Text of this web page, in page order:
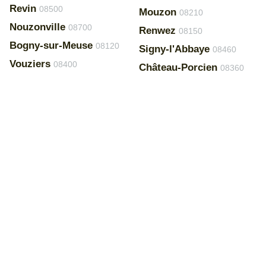
Revin 08500
Nouzonville 08700
Bogny-sur-Meuse 08120
Vouziers 08400
Mouzon 08210
Renwez 08150
Signy-l'Abbaye 08460
Château-Porcien 08360